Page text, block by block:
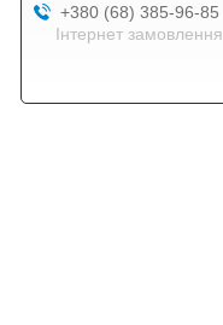
+380 (68) 385-96-85
Інтернет замовлення